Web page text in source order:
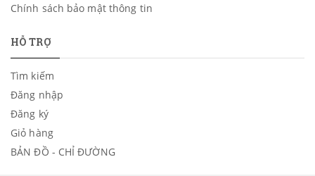
Chính sách bảo mật thông tin
HỖ TRỢ
Tìm kiếm
Đăng nhập
Đăng ký
Giỏ hàng
BẢN ĐỒ - CHỈ ĐƯỜNG